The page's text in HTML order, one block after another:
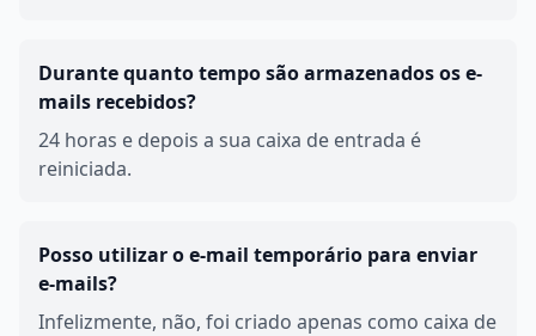
Durante quanto tempo são armazenados os e-
mails recebidos?
24 horas e depois a sua caixa de entrada é
reiniciada.
Posso utilizar o e-mail temporário para enviar
e-mails?
Infelizmente, não, foi criado apenas como caixa de